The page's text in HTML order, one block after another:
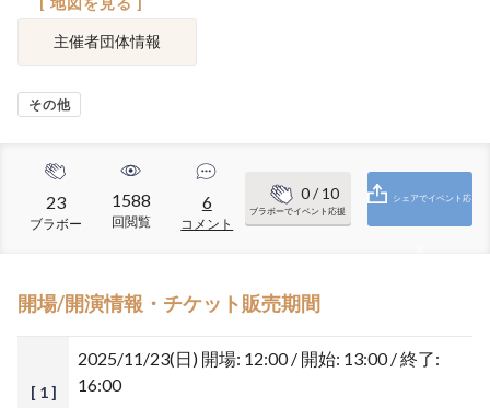
主催者団体情報
その他
23
ブラボー
1588
回閲覧
6
コメント
0/ 10
ブラボーでイベント応援
シェアでイベント応
開場/開演情報・チケット販売期間
[ 1 ]
2025/11/23(日) 開場: 12:00 / 開始: 13:00 / 終了:
16:00